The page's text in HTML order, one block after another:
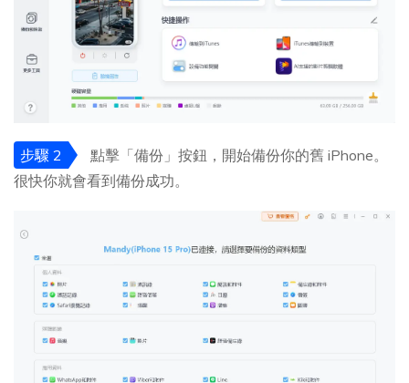
步驟 2
點擊「備份」按鈕，開始備份你的舊 iPhone。
很快你就會看到備份成功。